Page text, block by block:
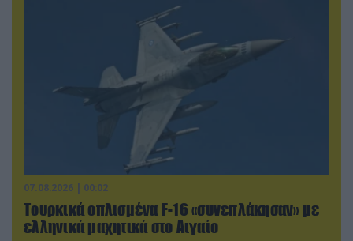
07.08.2026 | 00:02
Τουρκικά οπλισμένα F-16 «συνεπλάκησαν» με
ελληνικά μαχητικά στο Αιγαίο